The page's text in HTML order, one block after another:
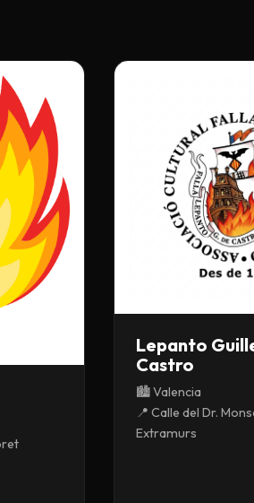
Lepanto
Castro
🏙️ Valencia
📍 Calle del Dr.
Extramurs